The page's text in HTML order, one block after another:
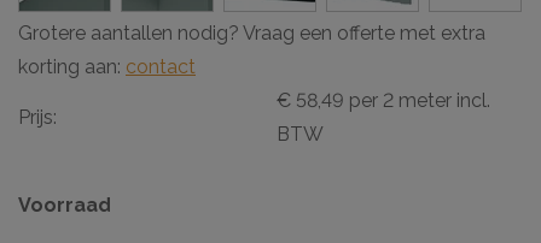
Grotere aantallen nodig? Vraag een offerte met extra
korting aan: contact
Prijs:
€ 58,49 per 2 meter incl.
BTW
Voorraad